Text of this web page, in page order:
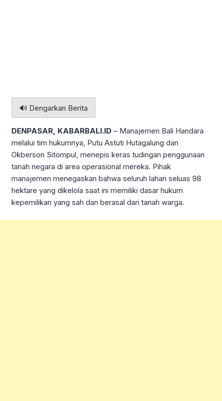
🔊 Dengarkan Berita
DENPASAR, KABARBALI.ID – Manajemen Bali Handara
melalui tim hukumnya, Putu Astuti Hutagalung dan
Okberson Sitompul, menepis keras tudingan penggunaan
tanah negara di area operasional mereka. Pihak
manajemen menegaskan bahwa seluruh lahan seluas 98
hektare yang dikelola saat ini memiliki dasar hukum
kepemilikan yang sah dan berasal dari tanah warga.